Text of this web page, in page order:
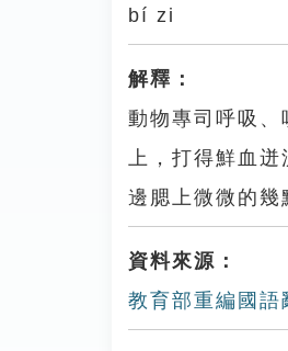
bí zi
解釋：
動物專司呼吸
上，打得鮮血
邊腮上微微的幾
資料來源：
教育部重編國語